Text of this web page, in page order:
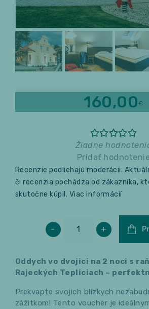
Relax a wellness
Masáže
160,00€
Žiadne
Pridať
Recenzie podliehajú moderácii.
či recenzia pochádza od zákazníka,
skutočne kúpil. Viac informácií
- +
Oddych vo dvojici na 2 noci s
Rajeckých Tepliciach –
Prekvapte svojich blízkych
zážitkom! Tento voucher je